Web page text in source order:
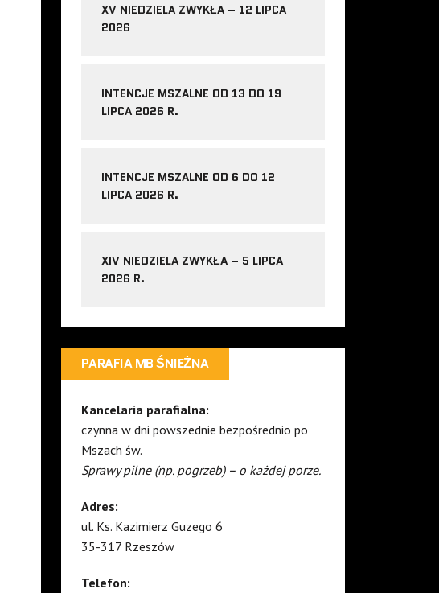
XV NIEDZIELA ZWYKŁA – 12 LIPCA
2026
INTENCJE MSZALNE OD 13 DO 19
LIPCA 2026 R.
INTENCJE MSZALNE OD 6 DO 12
LIPCA 2026 R.
XIV NIEDZIELA ZWYKŁA – 5 LIPCA
2026 R.
PARAFIA MB ŚNIEŻNA
Kancelaria parafialna:
czynna w dni powszednie bezpośrednio po
Mszach św.
Sprawy pilne (np. pogrzeb) – o każdej porze.
Adres:
ul. Ks. Kazimierz Guzego 6
35-317 Rzeszów
Telefon: